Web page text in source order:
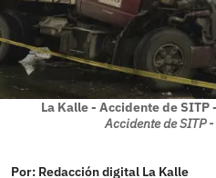
La Kalle - Accidente de SITP
Accidente de SITP
Por: Redacción digital La Kalle